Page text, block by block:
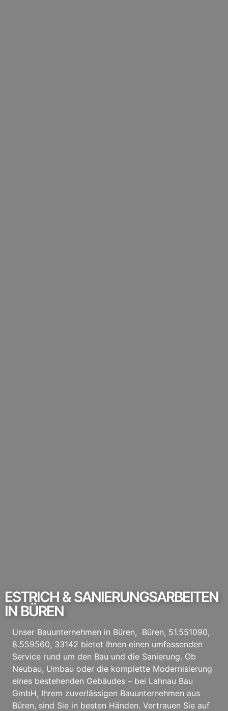
ESTRICH & SANIERUNGSARBEITEN
IN BÜREN
Unser Bauunternehmen in Büren, Büren, 51.551090,
8.559560, 33142 bietet Ihnen einen umfassenden
Service rund um den Bau und die Sanierung. Ob
Neubau, Umbau oder die komplette Modernisierung
eines bestehenden Gebäudes – bei Lahnau Bau
GmbH, Ihrem zuverlässigen Bauunternehmen aus
Büren, sind Sie in besten Händen. Vertrauen Sie auf